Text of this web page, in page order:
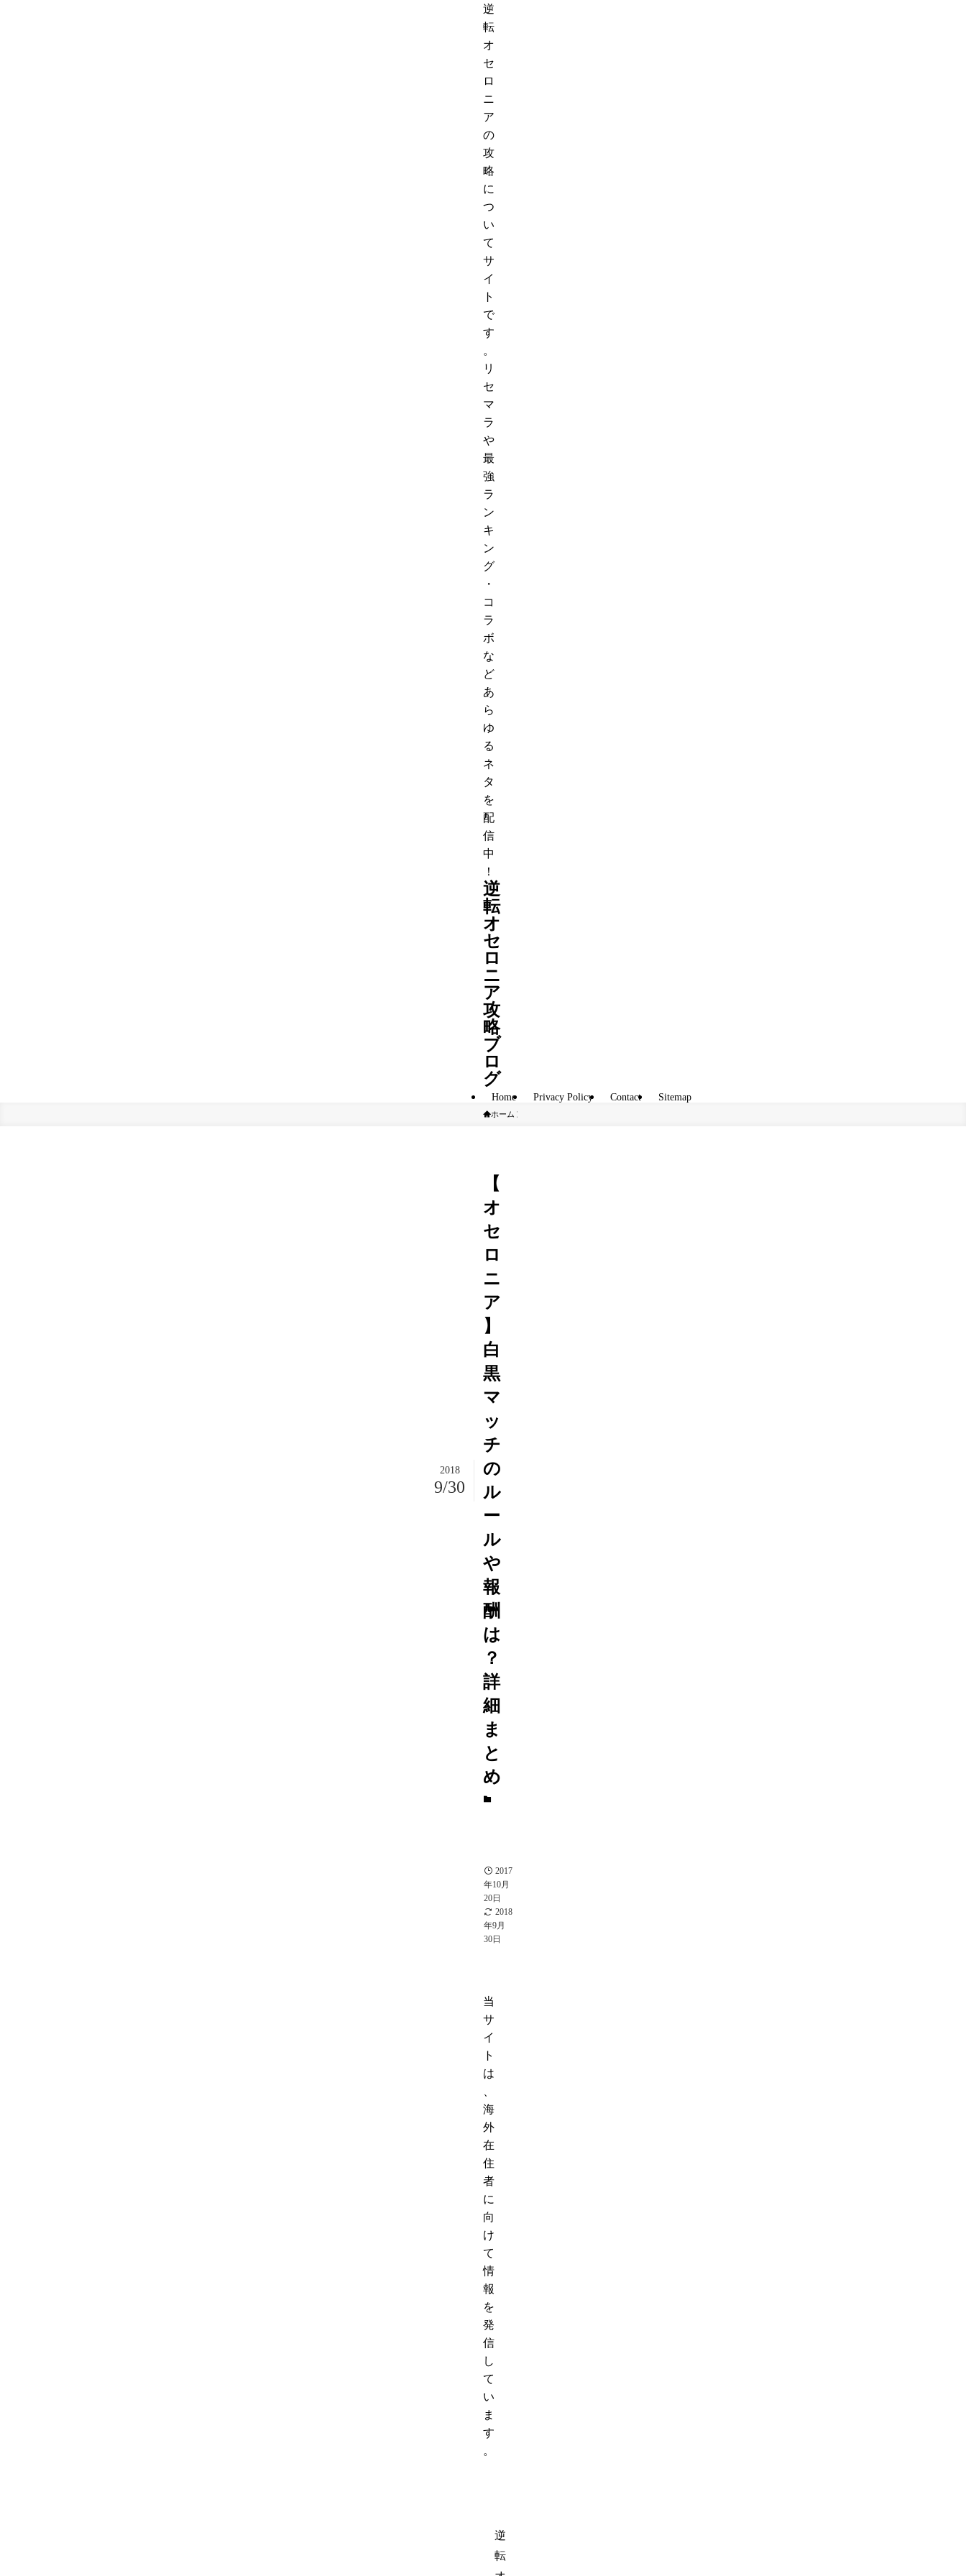
逆
転
オ
セ
ロ
ニ
ア
の
攻
略
に
つ
い
て
サ
イ
ト
で
す
。
リ
セ
マ
ラ
や
最
強
ラ
ン
キ
ン
グ
・
コ
ラ
ボ
な
ど
あ
ら
ゆ
る
ネ
タ
を
配
信
中
！
逆
転
オ
セ
ロ
ニ
ア
攻
略
ブ
ロ
グ
Home Privacy Policy Contact Sitemap
ホーム
【
オ
セ
ロ
ニ
ア
】
白
黒
マ
ッ
チ
の
ル
ー
ル
や
報
酬
は
？
詳
細
ま
と
め
2018
9/30
2017
年10月
20日
2018
年9月
30日
当
サ
イ
ト
は
海
外
在
住
者
に
向
け
て
情
報
を
発
信
し
て
い
ま
す
。
逆
転